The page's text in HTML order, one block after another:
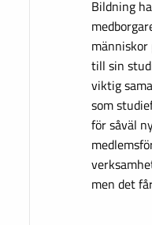
Bildning
till sin
viktig
som
för såväl
men det